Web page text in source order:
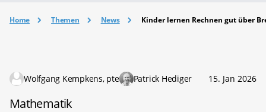
Home Themen News Kinder lernen Rechnen gut über
Wolfgang Kempkens, pte Patrick Hediger 15. Jan 2026
Mathematik